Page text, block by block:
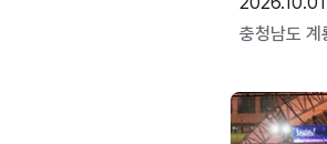
충청남도 계